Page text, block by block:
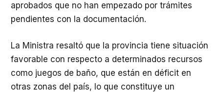
aprobados que no han empezado por trámites
pendientes con la documentación.
La Ministra resaltó que la provincia tiene situación
favorable con respecto a determinados recursos
como juegos de baño, que están en déficit en
otras zonas del país, lo que constituye un